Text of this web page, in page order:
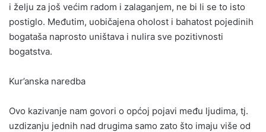
i želju za još većim radom i zalaganjem, ne bi li se to isto
postiglo. Međutim, uobičajena oholost i bahatost pojedinih
bogataša naprosto uništava i nulira sve pozitivnosti
bogatstva.
Kur’anska naredba
Ovo kazivanje nam govori o općoj pojavi među ljudima, tj.
uzdizanju jednih nad drugima samo zato što imaju više od